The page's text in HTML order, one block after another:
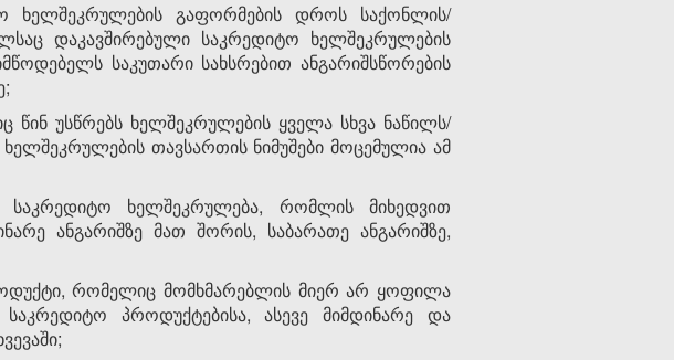
ხელშეკრულების გაფორმების დროს საქონლის/
დაკავშირებული საკრედიტო ხელშეკრულების
საკუთარი სახსრებით ანგარიშსწორების
უსწრებს ხელშეკრულების ყველა სხვა ნაწილს/
თავსართის ნიმუშები მოცემულია ამ
ხელშეკრულება, რომლის მიხედვით
ანგარიშზე მათ შორის, საბარათე ანგარიშზე,
რომელიც მომხმარებლის მიერ არ ყოფილა
პროდუქტებისა, ასევე მიმდინარე და